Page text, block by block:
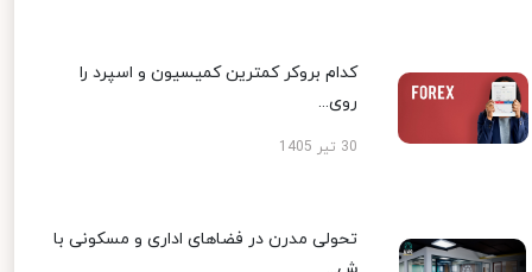
کدام بروکر کمترین کمیسیون و اسپرد را
روی...
30 تیر 1405
تحولی مدرن در فضاهای اداری و مسکونی با